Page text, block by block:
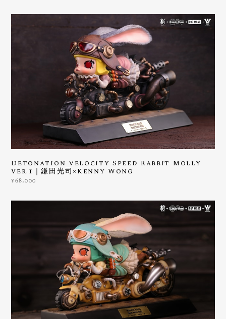
Detonation Velocity Speed Rabbit Molly
ver.1｜鎌田光司×Kenny Wong
¥68,000